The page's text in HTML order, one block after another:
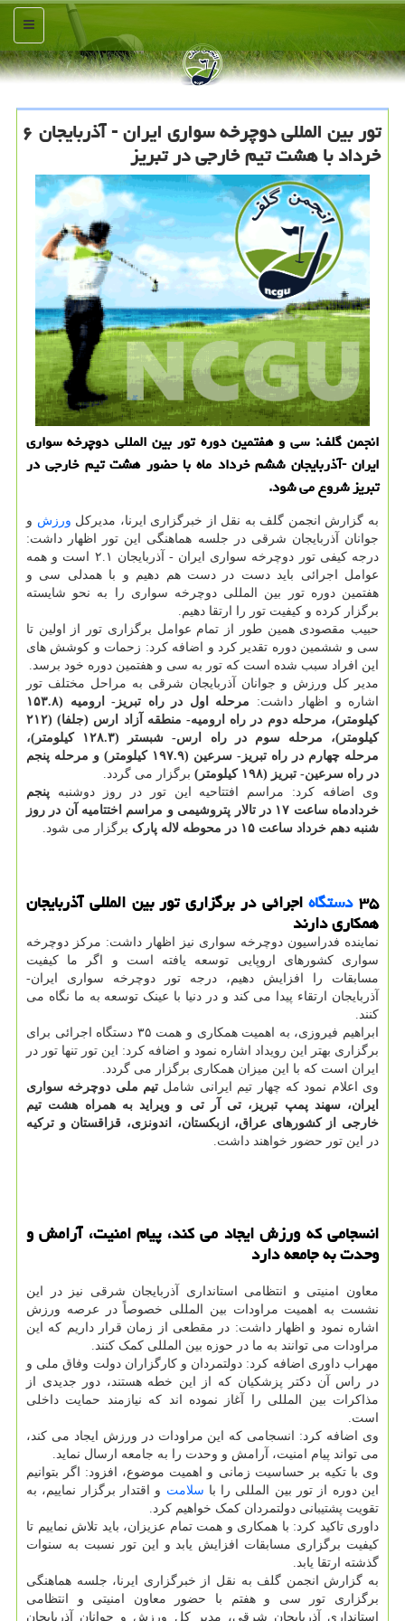
منو
تور بین المللی دوچرخه سواری ایران - آذربایجان ۶
خرداد با هشت تیم خارجی در تبریز
انجمن گلف: سی و هفتمین دوره تور بین المللی دوچرخه سواری
ایران -آذربایجان ششم خرداد ماه با حضور هشت تیم خارجی در
تبریز شروع می شود.
به گزارش انجمن گلف به نقل از خبرگزاری ایرنا، مدیرکل ورزش و
جوانان آذربایجان شرقی در جلسه هماهنگی این تور اظهار داشت:
درجه کیفی تور دوچرخه سواری ایران - آذربایجان ۲.۱ است و همه
عوامل اجرائی باید دست در دست هم دهیم و با همدلی سی و
هفتمین دوره تور بین المللی دوچرخه سواری را به نحو شایسته
برگزار کرده و کیفیت تور را ارتقا دهیم.
حبیب مقصودی همین طور از تمام عوامل برگزاری تور از اولین تا
سی و ششمین دوره تقدیر کرد و اضافه کرد: زحمات و کوشش های
این افراد سبب شده است که تور به سی و هفتمین دوره خود برسد.
مدیر کل ورزش و جوانان آذربایجان شرقی به مراحل مختلف تور
اشاره و اظهار داشت:
مرحله اول در راه تبریز- ارومیه (۱۵۳.۸
کیلومتر)، مرحله دوم در راه ارومیه- منطقه آزاد ارس (جلفا) (۲۱۲
کیلومتر)، مرحله سوم در راه ارس- شبستر (۱۲۸.۳ کیلومتر)،
مرحله چهارم در راه تبریز- سرعین (۱۹۷.۹ کیلومتر) و مرحله پنجم
در راه سرعین- تبریز (۱۹۸ کیلومتر)
برگزار می گردد.
وی اضافه کرد: مراسم افتتاحیه این تور در روز دوشنبه پنجم
خردادماه ساعت ۱۷ در تالار پتروشیمی و مراسم اختتامیه آن در روز
شنبه دهم خرداد ساعت ۱۵ در محوطه لاله پارک
برگزار می شود.
۳۵ دستگاهاجرائی در برگزاری تور بین المللی آذربایجان
همکاری دارند
نماینده فدراسیون دوچرخه سواری نیز اظهار داشت: مرکز دوچرخه
سواری کشورهای اروپایی توسعه یافته است و اگر ما کیفیت
مسابقات را افزایش دهیم، درجه تور دوچرخه سواری ایران-
آذربایجان ارتقاء پیدا می کند و در دنیا با عینک توسعه به ما نگاه می
کنند.
ابراهیم فیروزی، به اهمیت همکاری و همت ۳۵ دستگاه اجرائی برای
برگزاری بهتر این رویداد اشاره نمود و اضافه کرد: این تور تنها تور در
ایران است که با این میزان همکاری برگزار می گردد.
وی اعلام نمود که چهار تیم ایرانی شامل تیم ملی دوچرخه سواری
ایران، سهند پمپ تبریز، تی آر تی و ویراید به همراه هشت تیم
خارجی از کشورهای عراق، ازبکستان، اندونزی، قزاقستان و ترکیه
در این تور حضور خواهند داشت.
انسجامی که ورزش ایجاد می کند، پیام امنیت، آرامش و
وحدت به جامعه دارد
معاون امنیتی و انتظامی استانداری آذربایجان شرقی نیز در این
نشست به اهمیت مراودات بین المللی خصوصاً در عرصه ورزش
اشاره نمود و اظهار داشت: در مقطعی از زمان قرار داریم که این
مراودات می توانند به ما در حوزه بین المللی کمک کنند.
مهراب داوری اضافه کرد: دولتمردان و کارگزاران دولت وفاق ملی و
در راس آن دکتر پزشکیان که از این خطه هستند، دور جدیدی از
مذاکرات بین المللی را آغاز نموده اند که نیازمند حمایت داخلی
است.
وی اضافه کرد: انسجامی که این مراودات در ورزش ایجاد می کند،
می تواند پیام امنیت، آرامش و وحدت را به جامعه ارسال نماید.
وی با تکیه بر حساسیت زمانی و اهمیت موضوع، افزود: اگر بتوانیم
این دوره از تور بین المللی را با سلامت و اقتدار برگزار نماییم، به
تقویت پشتیبانی دولتمردان کمک خواهیم کرد.
داوری تاکید کرد: با همکاری و همت تمام عزیزان، باید تلاش نماییم تا
کیفیت برگزاری مسابقات افزایش یابد و این تور نسبت به سنوات
گذشته ارتقا یابد.
به گزارش انجمن گلف به نقل از خبرگزاری ایرنا، جلسه هماهنگی
برگزاری تور سی و هفتم با حضور معاون امنیتی و انتظامی
استانداری آذربایجان شرقی، مدیر کل ورزش و جوانان آذربایجان